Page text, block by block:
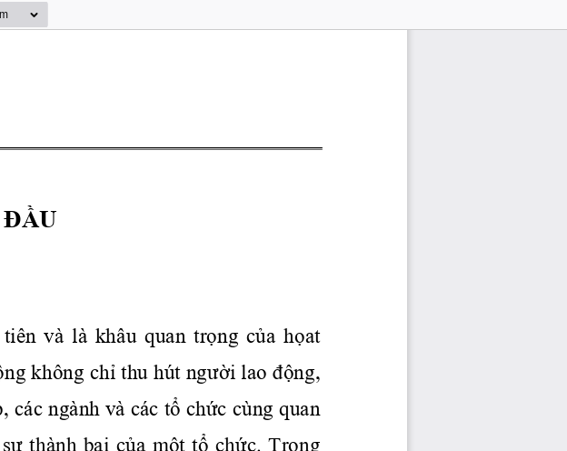
ĐẦU
tiên  và  là  khâu  quan
trọng của họat
không chỉ thu hút người lao động,
các ngành và các tổ chức cùng quan
sự thành bại của một tổ chức. Trong